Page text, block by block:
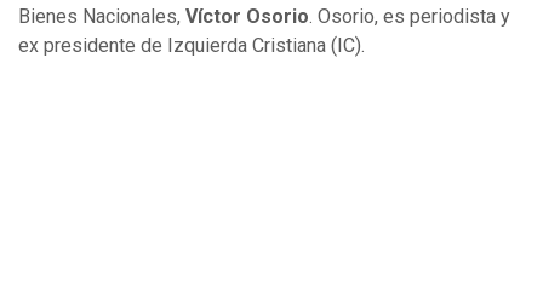
Bienes Nacionales, Víctor Osorio . Osorio, es periodista y
ex presidente de Izquierda Cristiana (IC).